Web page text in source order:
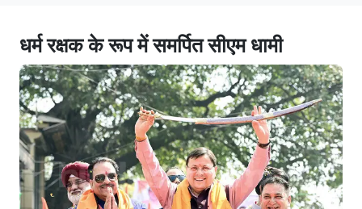
धर्म रक्षक के रूप में समर्पित सीएम धामी